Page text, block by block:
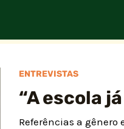
ENTREVISTAS
“A escola
Referências a